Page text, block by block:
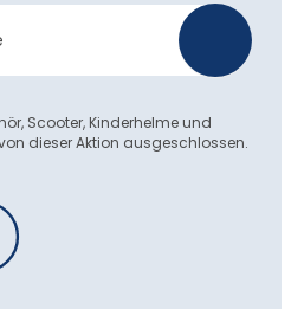
Scooter, Kinderhelme und
dieser Aktion ausgeschlossen.